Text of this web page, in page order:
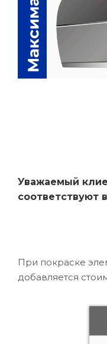
Уважаемый
соответствуют
При покраске
добавляется